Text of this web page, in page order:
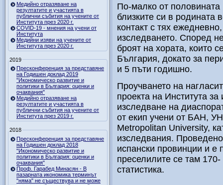
Медийно отразяване на
резултатите и участията в
публични събития на учените от
Института през 2020 г.
COVID-19 - мнения на учени от
Института
Медийни изяви на учените от
Института през 2020 г.
2019
Пресконференция за представяне
на Годишен доклад 2019
"Икономическо развитие и
политики в България: оценки и
очаквания"
Медийно отразяване на
резултатите и участията в
публични събития на учените от
Института през 2019 г.
2018
Пресконференция за представяне
на Годишен доклад 2018
"Икономическо развитие и
политики в България: оценки и
очаквания"
Проф. Гарабед Минасян - В
пазарната икономика терминът
"няма" не съществува и не може
По-малко от
близките си в родината
контакт с тях
изследването. Според
броят на хората, които
България, докато за
и 5 пъти годишно.
Проучването на
проекта на Института
изследване на
от екип учени от БАН,
Metropolitan University,
изследвания.
испански провинции и е
преселилите се там
статистика.